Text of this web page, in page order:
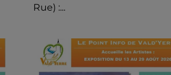
Rue) :...